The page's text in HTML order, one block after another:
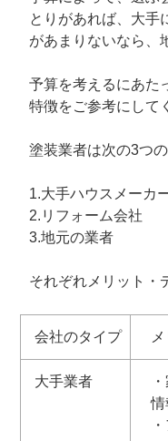
とりがあれば、大手
があまりないなら、
予算を考えるにあた
特徴をご参考にして
塗装業者は次の3つ
1.大手ハウスメーカ
2.リフォーム会社
3.地元の業者
それぞれメリット・
会社のタイプ
大手業者
情